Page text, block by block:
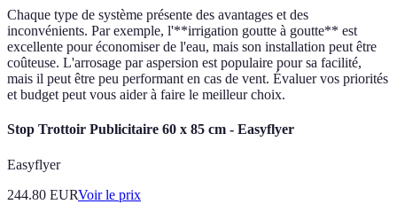
Chaque type de système présente des avantages et des
inconvénients. Par exemple, l'**irrigation goutte à goutte** est
excellente pour économiser de l'eau, mais son installation peut être
coûteuse. L'arrosage par aspersion est populaire pour sa facilité,
mais il peut être peu performant en cas de vent. Évaluer vos priorités
et budget peut vous aider à faire le meilleur choix.
Stop Trottoir Publicitaire 60 x 85 cm - Easyflyer
Easyflyer
244.80 EURVoir le prix